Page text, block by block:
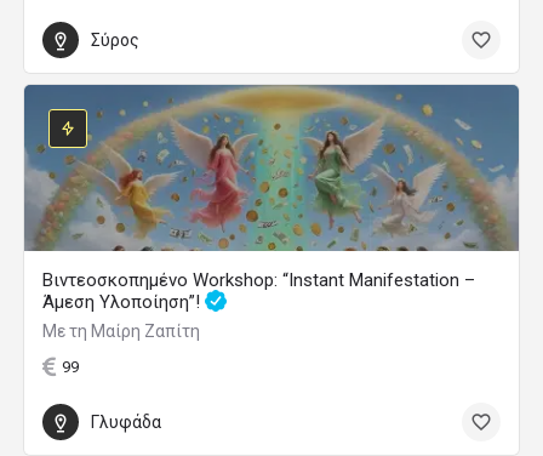
Σύρος
Βιντεοσκοπημένο Workshop: “Instant Manifestation –
Άμεση Υλοποίηση”!
Με τη Μαίρη Ζαπίτη
99
Γλυφάδα